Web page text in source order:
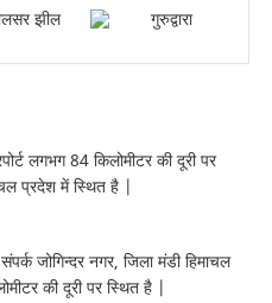
लगभग 84 किलोमीटर की दूरी पर
प्रदेश में स्थित है |
जोगिन्दर नगर, जिला मंडी हिमाचल
की दूरी पर स्थित है |